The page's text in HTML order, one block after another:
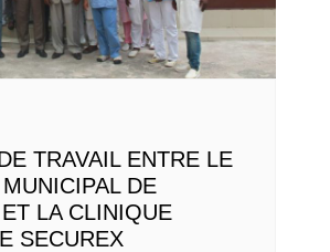
TRAVAIL ENTRE LE
DE
LA CLINIQUE
SECUREX